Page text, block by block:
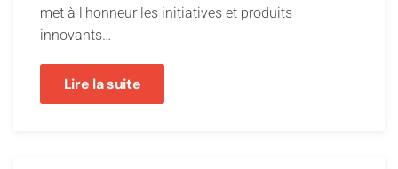
met à l'honneur les initiatives et produits
innovants…
Lire la suite